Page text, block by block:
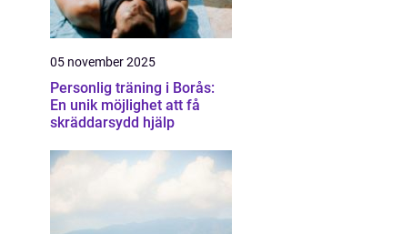
05 november 2025
Personlig träning i Borås:
En unik möjlighet att få
skräddarsydd hjälp